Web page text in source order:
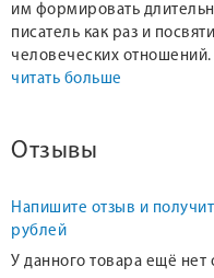
им формировать
писатель как раз и
человеческих отношений.
читать больше
Отзывы
Напишите отзыв и
рублей
У данного товара ещё нет